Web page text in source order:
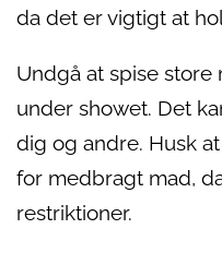
da det er vigtigt at
Undgå at spise
under showet. Det
dig og andre. Husk
for medbragt mad,
restriktioner.